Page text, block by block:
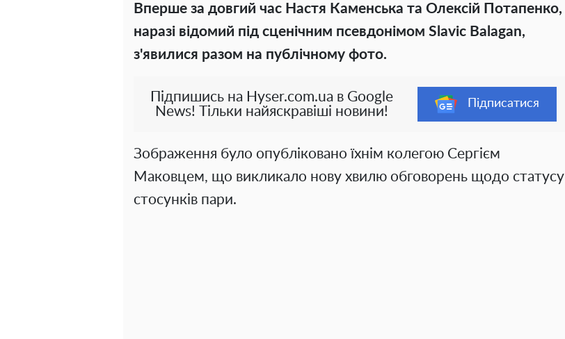
Вперше за довгий час Настя Каменська та Олексій Потапенко,
наразі відомий під сценічним псевдонімом Slavic Balagan,
з'явилися разом на публічному фото.
Підпишись на Hyser.com.ua в Google
News! Тільки найяскравіші новини!
Підписатися
Зображення було опубліковано їхнім колегою Сергієм
Маковцем, що викликало нову хвилю обговорень щодо статусу
стосунків пари.